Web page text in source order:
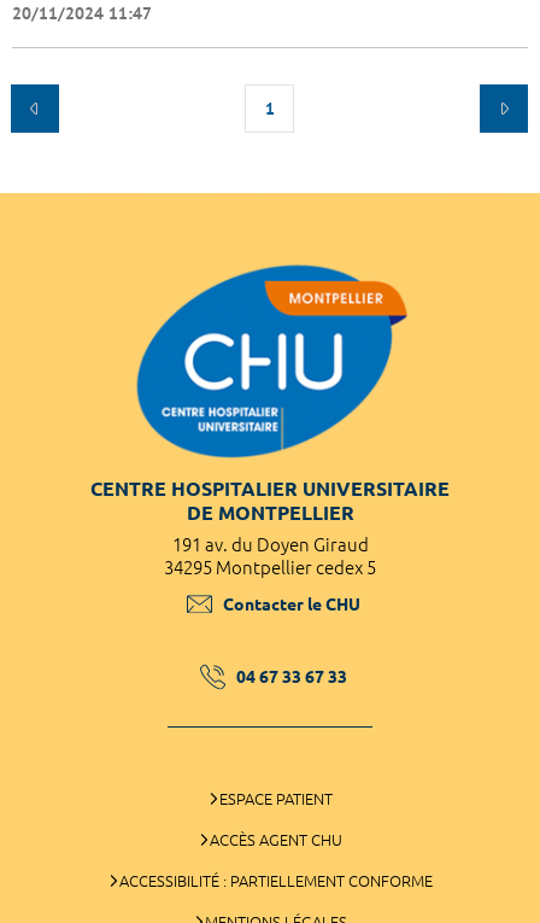
20/11/2024 11:47
1
CENTRE HOSPITALIER UNIVERSITAIRE
DE MONTPELLIER
191 av. du Doyen Giraud
34295 Montpellier cedex 5
Contacter le CHU
04 67 33 67 33
ESPACE PATIENT
ACCÈS AGENT CHU
ACCESSIBILITÉ : PARTIELLEMENT CONFORME